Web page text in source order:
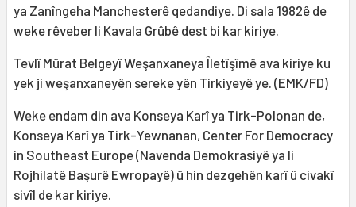
ya Zanîngeha Manchesterê qedandiye. Di sala 1982ê de
weke rêveber li Kavala Grûbê dest bi kar kiriye.
Tevlî Mûrat Belgeyî Weşanxaneya Îletîşîmê ava kiriye ku
yek ji weşanxaneyên sereke yên Tirkiyeyê ye. (EMK/FD)
Weke endam din ava Konseya Karî ya Tirk-Polonan de,
Konseya Karî ya Tirk-Yewnanan, Center For Democracy
in Southeast Europe (Navenda Demokrasiyê ya li
Rojhilatê Başurê Ewropayê) û hin dezgehên karî û civakî
sivîl de kar kiriye.